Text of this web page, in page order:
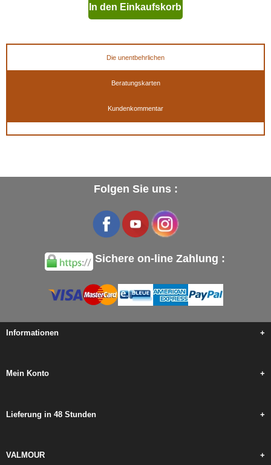
In den Einkaufskorb
Die unentbehrlichen
Beratungskarten
Kundenkommentar
Folgen Sie uns :
Sichere on-line Zahlung :
Informationen +
Mein Konto +
Lieferung in 48 Stunden +
VALMOUR +